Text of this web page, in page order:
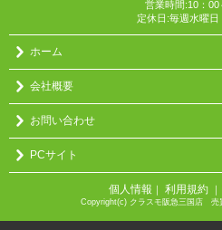
営業時間:10：00
定休日:毎週水曜
ホーム
会社概要
お問い合わせ
PCサイト
個人情報 ｜ 利用規約 ｜
Copyright(c) クラスモ阪急三国店 売